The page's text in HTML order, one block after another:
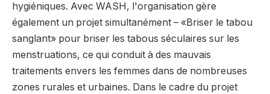
hygiéniques. Avec WASH, l'organisation gère
également un projet simultanément – «Briser le tabou
sanglant» pour briser les tabous séculaires sur les
menstruations, ce qui conduit à des mauvais
traitements envers les femmes dans de nombreuses
zones rurales et urbaines. Dans le cadre du projet